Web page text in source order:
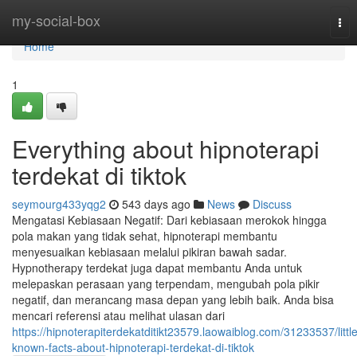
my-social-box
Home
Home
1
Everything about hipnoterapi
terdekat di tiktok
seymourg433yqg2 543 days ago News
Discuss
Mengatasi Kebiasaan Negatif: Dari kebiasaan merokok hingga
pola makan yang tidak sehat, hipnoterapi membantu
menyesuaikan kebiasaan melalui pikiran bawah sadar.
Hypnotherapy terdekat juga dapat membantu Anda untuk
melepaskan perasaan yang terpendam, mengubah pola pikir
negatif, dan merancang masa depan yang lebih baik. Anda bisa
mencari referensi atau melihat ulasan dari
https://hipnoterapiterdekatditikt23579.laowaiblog.com/31233537/
known-facts-about-hipnoterapi-terdekat-di-tiktok